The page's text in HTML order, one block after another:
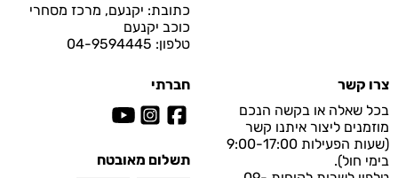
כתובת: יקנעם, מרכז מסחרי
כוכב יקנעם
טלפון: 04-9594445
צרו קשר
בכל שאלה או בקשה הנכם
מוזמנים ליצור איתנו קשר
(שעות הפעילות 9:00-17:00
בימי חול).
חברתי
תשלום מאובטח